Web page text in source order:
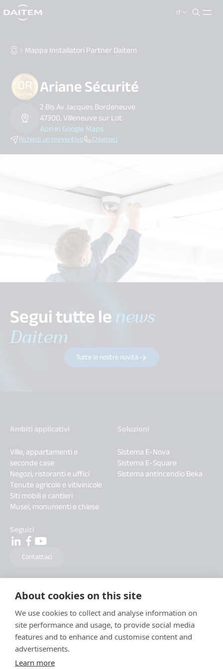
About cookies on this site
We use cookies to collect and analyse information on
site performance and usage, to provide social media
features and to enhance and customise content and
advertisements.
Learn more
IT
search.label
Mappa Installatori Partner Daitem
Ariane Sécurité
2 Bis Av Jacques Bordeneuve
47300, Villeneuve sur Lot
Apri in Google Maps
Richiedi un preventivo Chiamaci
Segui tutte lenews
Daitem
Tutte le nostre novità
Ambiti applicativi
Ville, appartamenti e
seconde case
Negozi, ristoranti e uffici
Tenute agricole e vitivinicole
Siti mobili e cantieri
Musei, monumenti e chiese
Soluzioni
Sistema E-Nova
Sistema E-Square
Sistema antincendio Beka
Seguici
Contattaci